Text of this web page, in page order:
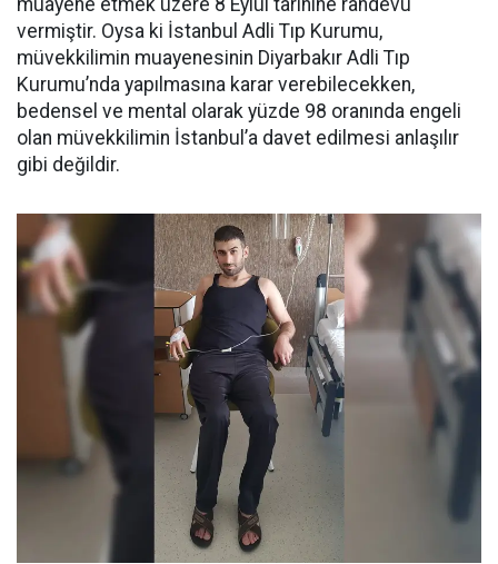
muayene etmek üzere 8 Eylül tarihine randevu
vermiştir. Oysa ki İstanbul Adli Tıp Kurumu,
müvekkilimin muayenesinin Diyarbakır Adli Tıp
Kurumu’nda yapılmasına karar verebilecekken,
bedensel ve mental olarak yüzde 98 oranında engeli
olan müvekkilimin İstanbul’a davet edilmesi anlaşılır
gibi değildir.